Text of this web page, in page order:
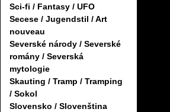
Sci-fi / Fantasy / UFO
Secese / Jugendstil / Art
nouveau
Severské národy / Severské
romány / Severská
mytologie
Skauting / Tramp / Tramping
/ Sokol
Slovensko / Slovenština